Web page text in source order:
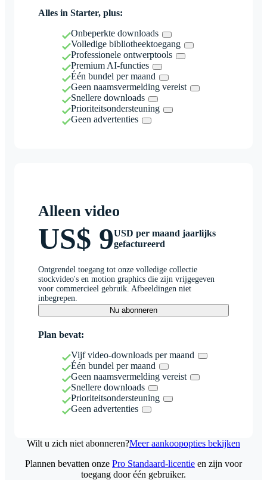
Alles in Starter, plus:
Onbeperkte downloads
Volledige bibliotheektoegang
Professionele ontwerptools
Premium AI-functies
Één bundel per maand
Geen naamsvermelding vereist
Snellere downloads
Prioriteitsondersteuning
Geen advertenties
Alleen video
US$ 9USD per maand jaarlijks
gefactureerd
Ontgrendel toegang tot onze volledige collectie
stockvideo's en motion graphics die zijn vrijgegeven
voor commercieel gebruik. Afbeeldingen niet
inbegrepen.
Nu abonneren
Plan bevat:
Vijf video-downloads per maand
Één bundel per maand
Geen naamsvermelding vereist
Snellere downloads
Prioriteitsondersteuning
Geen advertenties
Wilt u zich niet abonneren?Meer aankoopopties bekijken
Plannen bevatten onze Pro Standaard-licentie en zijn voor
toegang door één gebruiker.